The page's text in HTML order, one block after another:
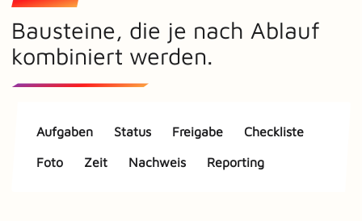
Bausteine, die je nach Ablauf
kombiniert werden.
Aufgaben Status Freigabe Checkliste
Foto Zeit Nachweis Reporting